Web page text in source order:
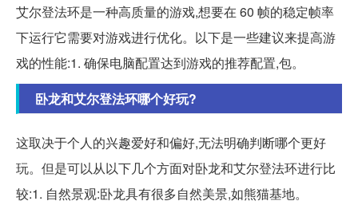
艾尔登法环是一种高质量的游戏,想要在 60 帧的稳定帧率
下运行它需要对游戏进行优化。以下是一些建议来提高游
戏的性能:1. 确保电脑配置达到游戏的推荐配置,包。
卧龙和艾尔登法环哪个好玩?
这取决于个人的兴趣爱好和偏好,无法明确判断哪个更好
玩。但是可以从以下几个方面对卧龙和艾尔登法环进行比
较:1. 自然景观:卧龙具有很多自然美景,如熊猫基地。